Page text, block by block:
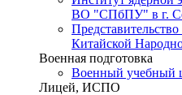
ВО "СПбПУ" в г.
Китайской
Военная подготовка
Военный учебный
Лицей, ИСПО